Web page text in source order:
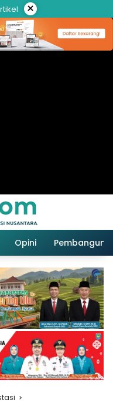
×
Opini